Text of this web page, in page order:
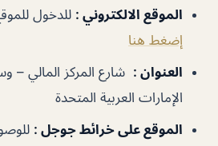
الموقع الالكتروني : للدخول
إضغط هنا
العنوان : شارع المركز المالي
الإمارات العربية المتحدة
الموقع على خرائط جوجل :